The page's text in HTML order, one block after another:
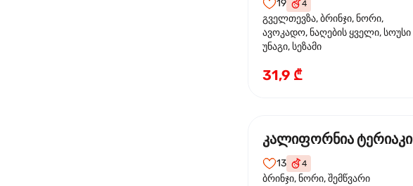
19 4
გველთევზა, ბრინჯი, ნორი,
ავოკადო, ნაღების ყველი, სოუსი
უნაგი, სეზამი
31,9 ₾
კალიფორნია ტერიაკი
13 4
ბრინჯი, ნორი, შემწვარი